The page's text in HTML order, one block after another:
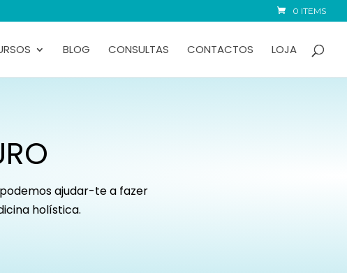
0 ITEMS
BLOG CONSULTAS CONTACTOS LOJA
ajudar-te a fazer
holística.